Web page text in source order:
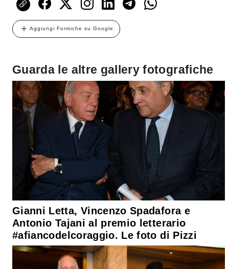
Aggiungi Formiche su Google
Guarda le altre gallery fotografiche
Gianni Letta, Vincenzo Spadafora e
Antonio Tajani al premio letterario
#afiancodelcoraggio. Le foto di Pizzi